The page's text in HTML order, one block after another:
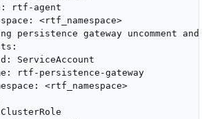
rtf-agent
<rtf_namespace>
persistence gateway uncomment
ServiceAccount
rtf-persistence-gateway
<rtf_namespace>